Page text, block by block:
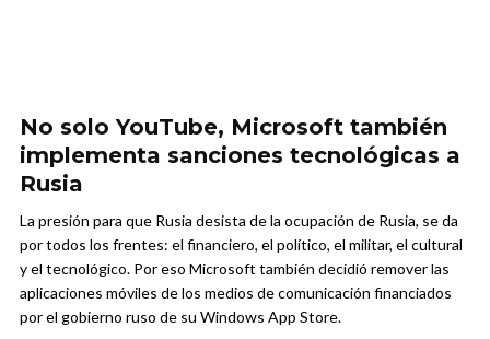
No solo YouTube, Microsoft también
implementa sanciones tecnológicas a
Rusia
La presión para que Rusia desista de la ocupación de Rusia, se da
por todos los frentes: el financiero, el político, el militar, el cultural
y el tecnológico. Por eso Microsoft también decidió remover las
aplicaciones móviles de los medios de comunicación financiados
por el gobierno ruso de su Windows App Store.